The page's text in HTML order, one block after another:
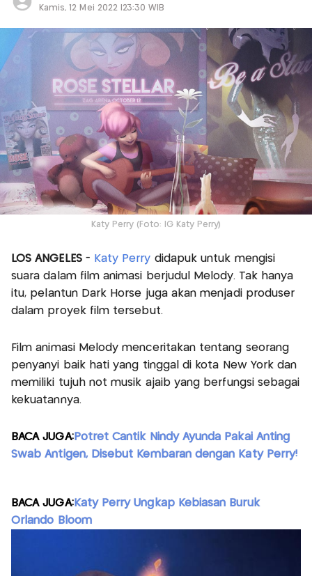
Kamis, 12 Mei 2022 |23:30 WIB
Katy Perry (Foto: IG Katy Perry)
LOS ANGELES- Katy Perry didapuk untuk mengisi
suara dalam film animasi berjudul Melody. Tak hanya
itu, pelantun Dark Horse juga akan menjadi produser
dalam proyek film tersebut.
Film animasi Melody menceritakan tentang seorang
penyanyi baik hati yang tinggal di kota New York dan
memiliki tujuh not musik ajaib yang berfungsi sebagai
kekuatannya.
BACA JUGA:Potret Cantik Nindy Ayunda Pakai Anting
Swab Antigen, Disebut Kembaran dengan Katy Perry!
BACA JUGA:Katy Perry Ungkap Kebiasan Buruk
Orlando Bloom